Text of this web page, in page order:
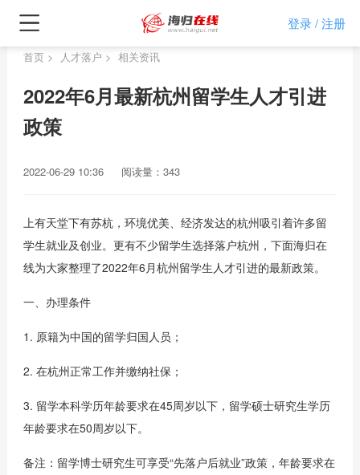
登录 /注册
首页> 人才落户 > 相关资讯
2022年6月最新杭州留学生人才引进
政策
2022-06-29 10:36 阅读量：343
上有天堂下有苏杭，环境优美、经济发达的杭州吸引着许多留
学生就业及创业。更有不少留学生选择落户杭州，下面海归在
线为大家整理了2022年6月杭州留学生人才引进的最新政策。
一、办理条件
1. 原籍为中国的留学归国人员；
2. 在杭州正常工作并缴纳社保；
3. 留学本科学历年龄要求在45周岁以下，留学硕士研究生学历
年龄要求在50周岁以下。
备注：留学博士研究生可享受“先落户后就业”政策，年龄要求在